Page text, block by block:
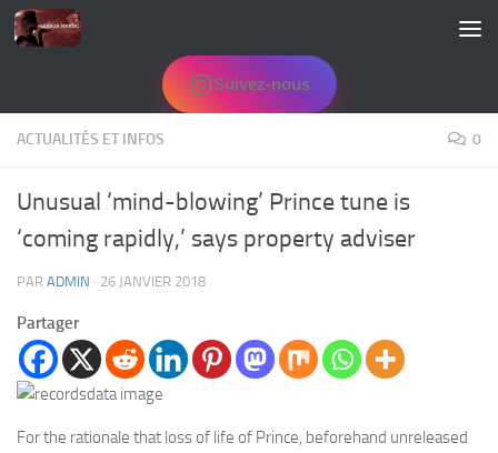
Skip to content
Suivez-nous
ACTUALITÉS ET INFOS 0
Unusual ‘mind-blowing’ Prince tune is
‘coming rapidly,’ says property adviser
PAR ADMIN · 26 JANVIER 2018
Partager
For the rationale that loss of life of Prince, beforehand unreleased